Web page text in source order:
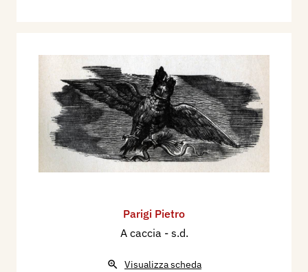
Parigi Pietro
A caccia - s.d.
Visualizza scheda